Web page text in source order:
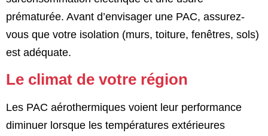
prématurée. Avant d’envisager une PAC, assurez-
vous que votre isolation (murs, toiture, fenêtres, sols)
est adéquate.
Le climat de votre région
Les PAC aérothermiques voient leur performance
diminuer lorsque les températures extérieures